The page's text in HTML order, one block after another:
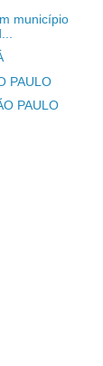
município
PAULO
PAULO